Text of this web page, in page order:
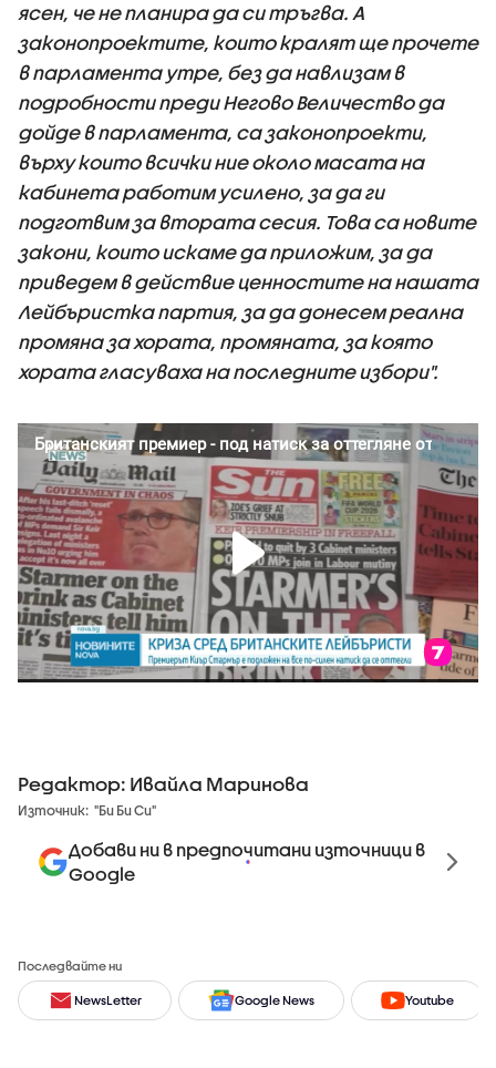
ясен, че не планира да си тръгва. А
законопроектите, които кралят ще прочете
в парламента утре, без да навлизам в
подробности преди Негово Величество да
дойде в парламента, са законопроекти,
върху които всички ние около масата на
кабинета работим усилено, за да ги
подготвим за втората сесия. Това са новите
закони, които искаме да приложим, за да
приведем в действие ценностите на нашата
Лейбъристка партия, за да донесем реална
промяна за хората, промяната, за която
хората гласуваха на последните избори".
Редактор: Ивайла Маринова
Източник: "Би Би Си"
Добави ни в предпочитани източници в
Google
Последвайте ни
NewsLetter Google News Youtube